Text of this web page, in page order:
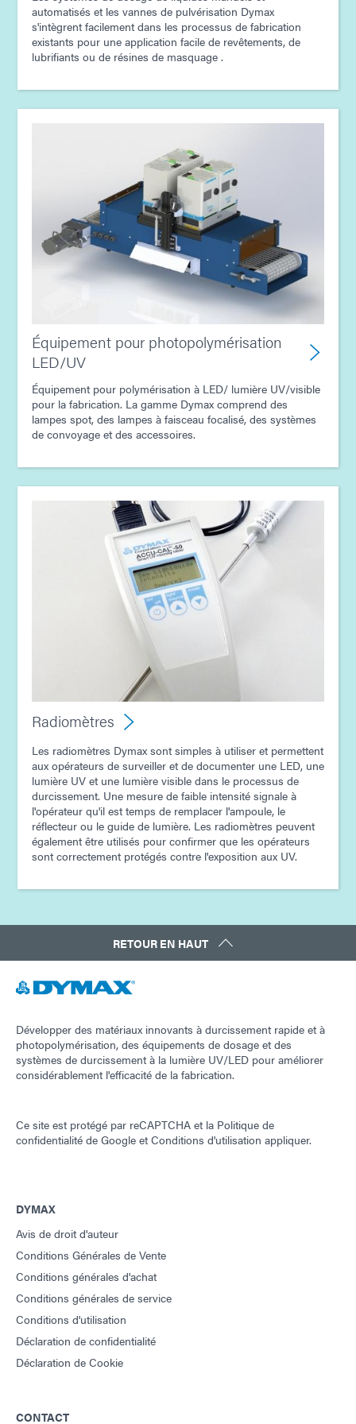
automatisés et les vannes de pulvérisation Dymax
s'intègrent facilement dans les processus de fabrication
existants pour une application facile de revêtements, de
lubrifiants ou de résines de masquage .
Équipement pour photopolymérisation
LED/UV
Équipement pour polymérisation à LED/ lumière UV/visible
pour la fabrication. La gamme Dymax comprend des
lampes spot, des lampes à faisceau focalisé, des systèmes
de convoyage et des accessoires.
Radiomètres
Les radiomètres Dymax sont simples à utiliser et permettent
aux opérateurs de surveiller et de documenter une LED, une
lumière UV et une lumière visible dans le processus de
durcissement. Une mesure de faible intensité signale à
l'opérateur qu'il est temps de remplacer l'ampoule, le
réflecteur ou le guide de lumière. Les radiomètres peuvent
également être utilisés pour confirmer que les opérateurs
sont correctement protégés contre l'exposition aux UV.
RETOUR EN HAUT
Développer des matériaux innovants à durcissement rapide et à
photopolymérisation, des équipements de dosage et des
systèmes de durcissement à la lumière UV/LED pour améliorer
considérablement l'efficacité de la fabrication.
Ce site est protégé par reCAPTCHA et la Politique de
confidentialité de Google etConditions d'utilisation appliquer.
DYMAX
Avis de droit d'auteur
Conditions Générales de Vente
Conditions générales d'achat
Conditions générales de service
Conditions d'utilisation
Déclaration de confidentialité
Déclaration de Cookie
CONTACT